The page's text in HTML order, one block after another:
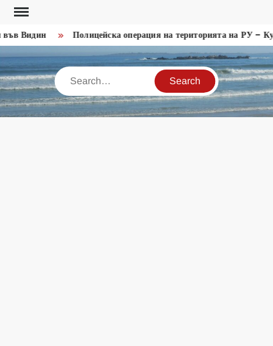
Skip
content
Видин Полицейска операция на територията на РУ –
Search